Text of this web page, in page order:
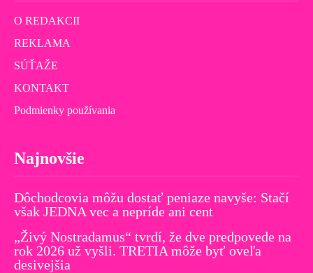
O REDAKCII
REKLAMA
SÚŤAŽE
KONTAKT
Podmienky používania
Najnovšie
Dôchodcovia môžu dostať peniaze navyše: Stačí
však JEDNA vec a nepríde ani cent
„Živý Nostradamus“ tvrdí, že dve predpovede na
rok 2026 už vyšli. TRETIA môže byť oveľa
desivejšia